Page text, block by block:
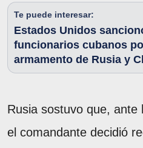
Te puede interesar:
Estados Unidos
funcionarios cubanos
armamento de Rusia y
Rusia sostuvo que, ante
el comandante decidió